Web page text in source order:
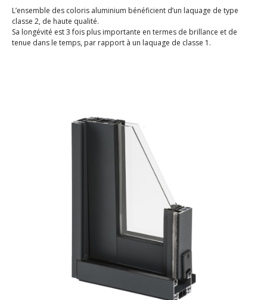
L’ensemble des coloris aluminium bénéficient d’un laquage de type
classe 2, de haute qualité.
Sa longévité est 3 fois plus importante en termes de brillance et de
tenue dans le temps, par rapport à un laquage de classe 1.